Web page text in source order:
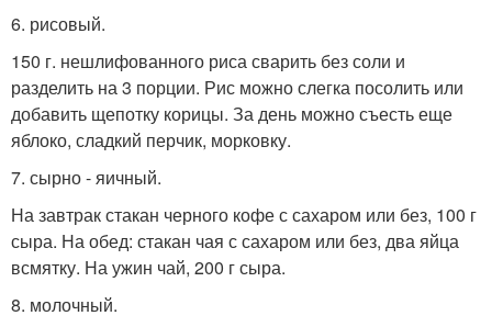
6. рисовый.
150 г. нешлифованного риса сварить без соли и
разделить на 3 порции. Рис можно слегка посолить или
добавить щепотку корицы. За день можно съесть еще
яблоко, сладкий перчик, морковку.
7. сырно - яичный.
На завтрак стакан черного кофе с сахаром или без, 100 г
сыра. На обед: стакан чая с сахаром или без, два яйца
всмятку. На ужин чай, 200 г сыра.
8. молочный.